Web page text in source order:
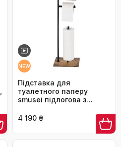
NEW
Підставка для
туалетного паперу
smusei підлогова з
рулонів, коричнева
4 190 ₴